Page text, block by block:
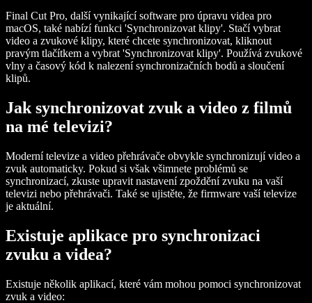
Final Cut Pro, další vynikající software pro úpravu videa pro
macOS, také nabízí funkci 'Synchronizovat klipy'. Stačí vybrat
video a zvukové klipy, které chcete synchronizovat, kliknout
pravým tlačítkem a vybrat 'Synchronizovat klipy'. Používá zvukové
vlny a časový kód k nalezení synchronizačních bodů a sloučení
klipů.
Jak synchronizovat zvuk a video z filmů
na mé televizi?
Moderní televize a video přehrávače obvykle synchronizují video a
zvuk automaticky. Pokud si však všimnete problémů se
synchronizací, zkuste upravit nastavení zpoždění zvuku na vaší
televizi nebo přehrávači. Také se ujistěte, že firmware vaší televize
je aktuální.
Existuje aplikace pro synchronizaci
zvuku a videa?
Existuje několik aplikací, které vám mohou pomoci synchronizovat
zvuk a video: